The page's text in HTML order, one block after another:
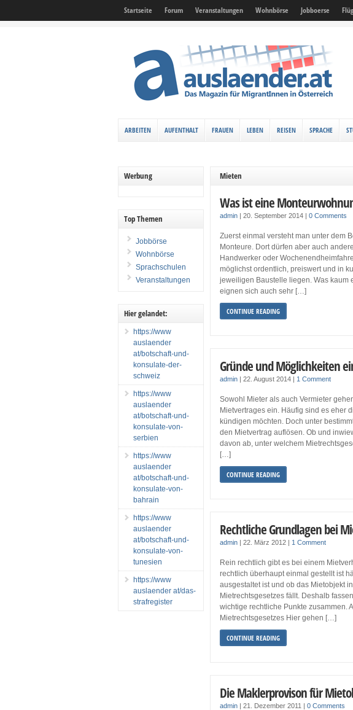
Startseite Forum Veranstaltungen Wohnbörse Jobboerse
ARBEITEN AUFENTHALT FRAUEN LEBEN REISEN SPRACHE
Mieten
Was ist eine
admin |20. September 2014 |0 Comments
Zuerst einmal versteht man unter dem
Monteure. Dort dürfen aber auch
Handwerker oder
möglichst ordentlich, preiswert und in
jeweiligen Baustelle liegen. Was kaum
eignen sich auch sehr […]
CONTINUE READING
Gründe und Möglichkeiten
admin |22. August 2014 | 1 Comment
Sowohl Mieter als auch Vermieter
Mietvertrages ein. Häufig sind es eher
kündigen möchten. Doch unter
den Mietvertrag auflösen. Ob und
davon ab, unter welchem
[…]
CONTINUE READING
Rechtliche Grundlagen bei
admin |22. März 2012 | 1 Comment
Rein rechtlich gibt es bei einem
rechtlich überhaupt einmal gestellt ist
ausgestaltet ist und ob das Mietobjekt
Mietrechtsgesetzes fällt. Deshalb
wichtige rechtliche Punkte zusammen.
Mietrechtsgesetzes Hier gehen […]
CONTINUE READING
Die Maklerprovison für
admin |21. Dezember 2011 |0 Comments
Werbung
Top Themen
Jobbörse
Wohnbörse
Sprachschulen
Veranstaltungen
Hier gelandet:
https://www
auslaender
at/botschaft-und-
konsulate-der-
schweiz
https://www
auslaender
at/botschaft-und-
konsulate-von-
serbien
https://www
auslaender
at/botschaft-und-
konsulate-von-
bahrain
https://www
auslaender
at/botschaft-und-
konsulate-von-
tunesien
https://www
auslaender at/das-
strafregister